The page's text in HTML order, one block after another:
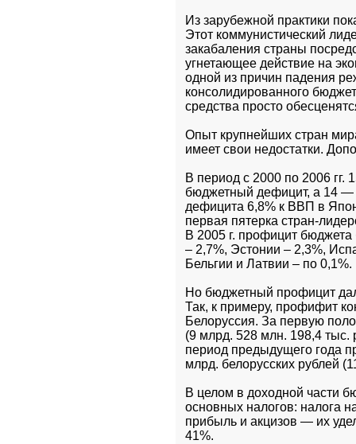
Из зарубежной практики
Этот коммунистический
закабаления страны
угнетающее действие на
одной из причин падения
консолидированного
средства просто
Опыт крупнейших стран
имеет свои недостатки.
В период с 2000 по 2006 гг.
бюджетный дефицит, а 14 —
дефицита 6,8% к ВВП в
первая пятерка стран-
В 2005 г. профицит
– 2,7%, Эстонии – 2,3%,
Бельгии и Латвии – по 0,1%.
Но бюджетный профицит
Так, к примеру, профифит
Белоруссия. За первую
(9 млрд. 528 млн. 198,4 тыс.
период предыдущего года
млрд. белорусских рублей
В целом в доходной части
основных налогов: налога
прибыль и акцизов — их
41%.